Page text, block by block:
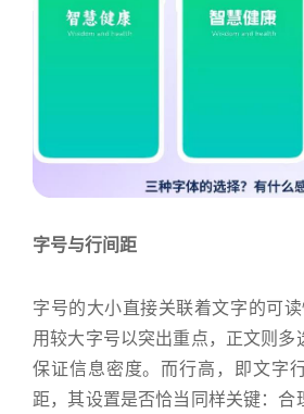
字号与行间距
字号的大小直接关联着文字的可
用较大字号以突出重点，正文则多
保证信息密度。而行高，即文字
距，其设置是否恰当同样关键：合